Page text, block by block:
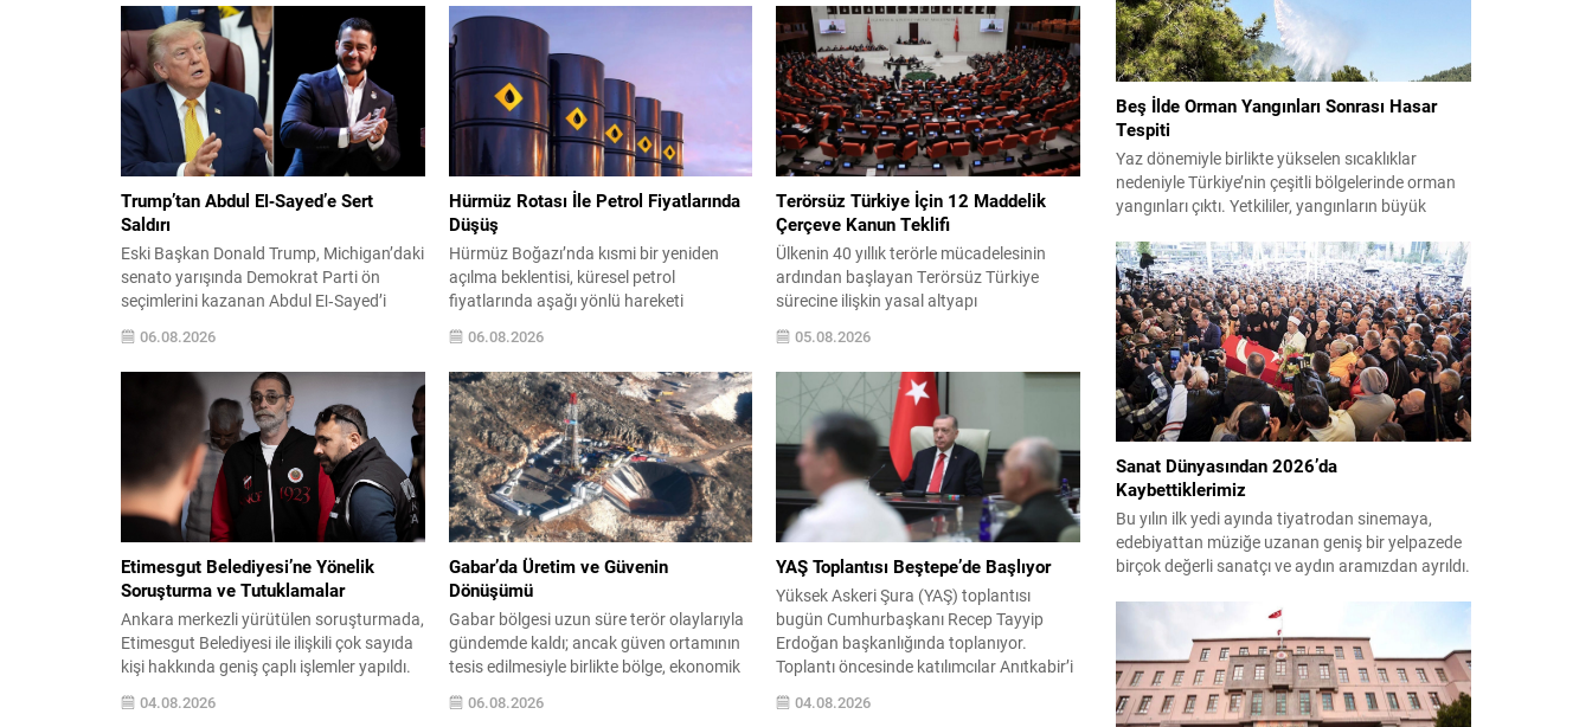
Trump’tan Abdul El‑Sayed’e Sert
Saldırı
Eski Başkan Donald Trump, Michigan’daki
senato yarışında Demokrat Parti ön
seçimlerini kazanan Abdul El‑Sayed’i
hedef aldı. Las Vegas’ta düzenlenen bir
etkinlikte konuşan Trump, El‑Sayed’i İsrail
ve Yahudi toplumuna karşı olumsuz
duygular taşıyan bir kişi olmakla suçladı
ve onu “komünist” olarak nitelendirdi.
Trump, konuşmasında El‑Sayed’in
“Yahudilerden nefret ettiğini” öne sürerek,
bu...
06.08.2026
Hürmüz Rotası İle Petrol Fiyatlarında
Düşüş
Hürmüz Boğazı’nda kısmi bir yeniden
açılma beklentisi, küresel petrol
fiyatlarında aşağı yönlü hareketi
sürdürdü. WTI ham petrol üç seanstan
sonra varil başına yaklaşık 73 dolar
seviyelerinde işlem görürken, Türkiye
piyasalarının takip ettiği Brent petrol ise
yaklaşık 78 dolar civarındaydı. İran ile
Umman arasında varılan ve Hürmüz
üzerinden alternatif bir nakliye...
06.08.2026
Terörsüz Türkiye İçin 12 Maddelik
Çerçeve Kanun Teklifi
Ülkenin 40 yıllık terörle mücadelesinin
ardından başlayan Terörsüz Türkiye
sürecine ilişkin yasal altyapı
oluşturuluyor. AK Parti tarafından
hazırlanan çerçeve yasa teklifi, TBMM
Başkanlığı’na sunulmak üzere hazırlandı
ve teklifin 12 maddelik düzenlemeleri
kamuoyuyla paylaşıldı. Hazırlanan
düzenleme, örgütün fiili varlığını sona
erdirdiğinin ve tüm silah ile mühimmatını
teslim ettiğinin güvenlik kurumlarınca
tespiti...
05.08.2026
Etimesgut Belediyesi’ne Yönelik
Soruşturma ve Tutuklamalar
Ankara merkezli yürütülen soruşturmada,
Etimesgut Belediyesi ile ilişkili çok sayıda
kişi hakkında geniş çaplı işlemler yapıldı.
Soruşturma kapsamında düzenlenen eş
zamanlı operasyonlarda belediye
04.08.2026
Gabar’da Üretim ve Güvenin
Dönüşümü
Gabar bölgesi uzun süre terör olaylarıyla
gündemde kaldı; ancak güven ortamının
tesis edilmesiyle birlikte bölge, ekonomik
faaliyetlere açıldı. Türkiye Petrolleri
Anonim Ortaklığı (TPAO) burada rahatça
06.08.2026
YAŞ Toplantısı Beştepe’de Başlıyor
Yüksek Askeri Şura (YAŞ) toplantısı
bugün Cumhurbaşkanı Recep Tayyip
Erdoğan başkanlığında toplanıyor.
Toplantı öncesinde katılımcılar Anıtkabir’i
ziyaret ederek resmi programı
başlatacak. Gündemde terfi, atama,
04.08.2026
Beş İlde Orman Yangınları Sonrası Hasar
Tespiti
Yaz dönemiyle birlikte yükselen sıcaklıklar
nedeniyle Türkiye’nin çeşitli bölgelerinde orman
yangınları çıktı. Yetkililer, yangınların büyük
sürmesi nedeniyle vatandaşları dikkatli olmaya
çağırıyor. Çevre, Şehircilik ve İklim Değişikliği
Bakanı Murat Kurum, beş ilde yapılan hasar
tespitlerinin sonuçlarını paylaştı ve etkilenenlerin
yanında olunacağını vurguladı. Kayıtlar ve
tespit...
Sanat Dünyasından 2026’da
Kaybettiklerimiz
Bu yılın ilk yedi ayında tiyatrodan sinemaya,
edebiyattan müziğe uzanan geniş bir yelpazede
birçok değerli sanatçı ve aydın aramızdan ayrıldı.
kültür ve sanat camiasında derin üzüntü yarattı.
Kaybettiklerimizin anısına, yaşamları boyunca
üretip bıraktıkları eserler ve katkılar yeniden
hatırlanıyor; sanat dünyasının hafızasında
kalıcı...